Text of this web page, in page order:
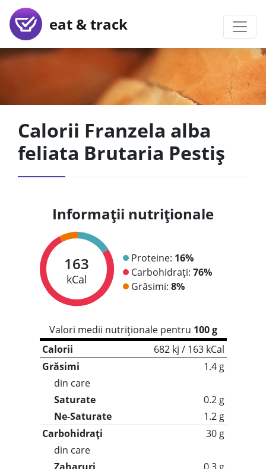
eat & track
Calorii Franzela alba
feliata Brutaria Pestiș
Informații nutriționale
163
kCal
Proteine: 16%
Carbohidrați: 76%
Grăsimi: 8%
Valori medii nutriționale pentru 100 g
Calorii
682 kj / 163 kCal
Grăsimi
1.4 g
din care
Saturate
0.2 g
Ne-Saturate
1.2 g
Carbohidrați
30 g
din care